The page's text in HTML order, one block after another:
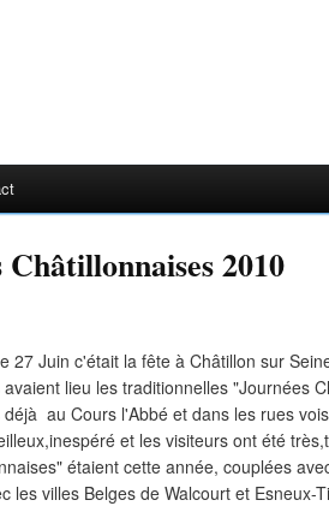
2010
27 Juin c'était la fête à Châtillon sur
lieu les traditionnelles "Journées
au Cours l'Abbé et dans les rues
et les visiteurs ont été
étaient cette année, couplées
les villes Belges de Walcourt et Esneux-